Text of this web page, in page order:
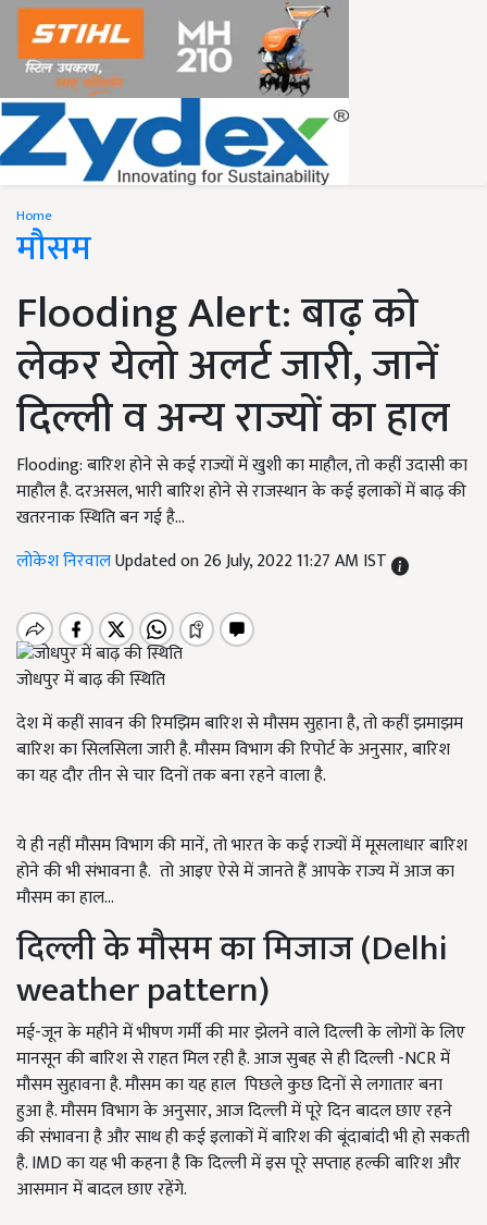
Home
मौसम
Flooding Alert: बाढ़ को
लेकर येलो अलर्ट जारी, जानें
दिल्ली व अन्य राज्यों का हाल
Flooding: बारिश होने से कई राज्यों में खुशी का माहौल, तो कहीं उदासी का
माहौल है. दरअसल, भारी बारिश होने से राजस्थान के कई इलाकों में बाढ़ की
खतरनाक स्थिति बन गई है...
लोकेश निरवालUpdated on 26 July, 2022 11:27 AM IST
जोधपुर में बाढ़ की स्थिति
देश में कहीं सावन की रिमझिम बारिश से मौसम सुहाना है, तो कहीं झमाझम
बारिश का सिलसिला जारी है. मौसम विभाग की रिपोर्ट के अनुसार, बारिश
का यह दौर तीन से चार दिनों तक बना रहने वाला है.
ये ही नहीं मौसम विभाग की मानें, तो भारत के कई राज्यों में मूसलाधार बारिश
होने की भी संभावना है. तो आइए ऐसे में जानते हैं आपके राज्य में आज का
मौसम का हाल...
दिल्ली के मौसम का मिजाज (Delhi
weather pattern)
मई-जून के महीने में भीषण गर्मी की मार झेलने वाले दिल्ली के लोगों के लिए
मानसून की बारिश से राहत मिल रही है. आज सुबह से ही दिल्ली -NCR में
मौसम सुहावना है. मौसम का यह हाल पिछले कुछ दिनों से लगातार बना
हुआ है. मौसम विभाग के अनुसार, आज दिल्ली में पूरे दिन बादल छाए रहने
की संभावना है और साथ ही कई इलाकों में बारिश की बूंदाबांदी भी हो सकती
है. IMD का यह भी कहना है कि दिल्ली में इस पूरे सप्ताह हल्की बारिश और
आसमान में बादल छाए रहेंगे.